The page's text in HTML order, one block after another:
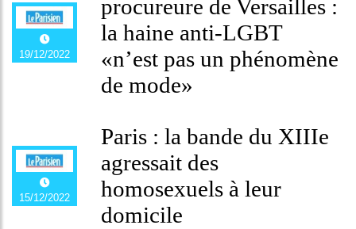
19/12/2022
procureure de Versailles :
la haine anti-LGBT
«n’est pas un phénomène
de mode»
15/12/2022
Paris : la bande du XIIIe
agressait des
homosexuels à leur
domicile